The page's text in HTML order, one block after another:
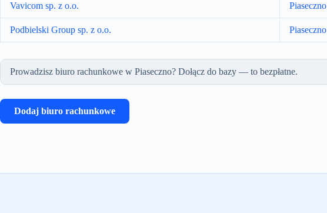
Vavicom sp. z o.o. Piaseczno
Podbielski Group sp. z o.o. Piaseczno
Prowadzisz biuro rachunkowe w Piaseczno? Dołącz do bazy — to bezpłatne.
Dodaj biuro rachunkowe